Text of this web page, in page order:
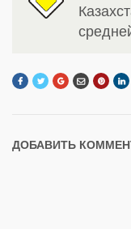
ДОБАВИТЬ